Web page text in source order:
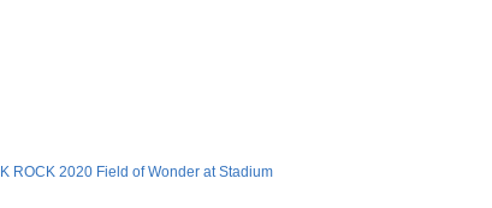
ROCK 2020 Field of Wonder at Stadium